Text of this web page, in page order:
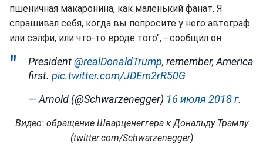
пшеничная макаронина, как маленький фанат. Я
спрашивал себя, когда вы попросите у него автограф
или сэлфи, или что-то вроде того", - сообщил он.
President@realDonaldTrump, remember, America
first. pic.twitter.com/JDEm2rR50G
— Arnold (@Schwarzenegger) 16 июля 2018 г.
Видео: обращение Шварценеггера к Дональду Трампу
(twitter.com/Schwarzenegger)